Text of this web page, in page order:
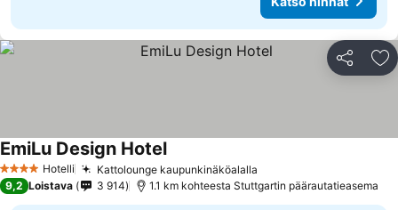
Jaa
4 Tähtiluokitus
Hotelli Kattolounge kaupunkinäköalalla
EmiLu Design Hotel
9,2 Loistava 3 914 1.1 km kohteesta Stuttgartin päärautatieasema